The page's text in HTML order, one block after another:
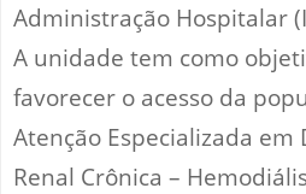
Administração Hospitalar
A unidade tem como
favorecer o acesso da
Atenção Especializada em
Renal Crônica –